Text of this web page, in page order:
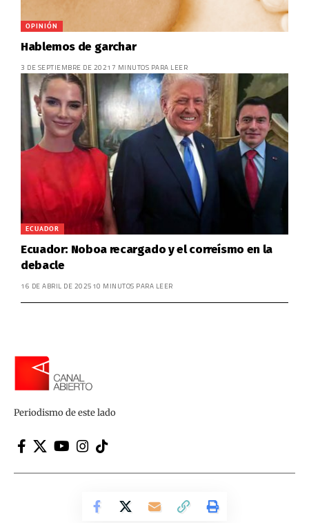
OPINIÓN
Hablemos de garchar
3 DE SEPTIEMBRE DE 2021 7 MINUTOS PARA LEER
ECUADOR
Ecuador: Noboa recargado y el correísmo en la
debacle
16 DE ABRIL DE 2025 10 MINUTOS PARA LEER
Periodismo de este lado
Canal Abierto | Periodismo de este lado